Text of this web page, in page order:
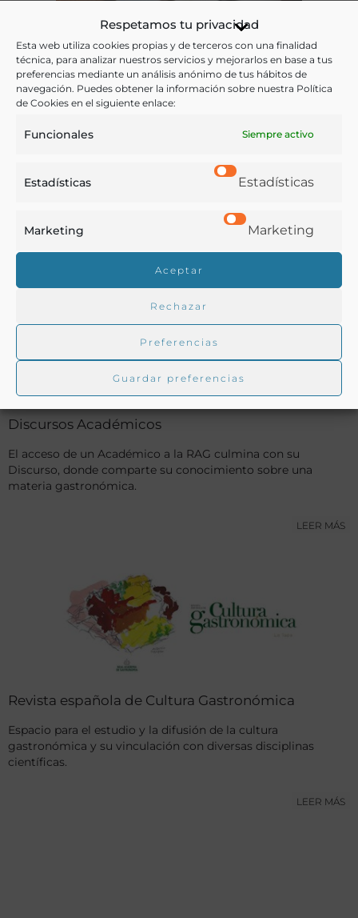
Respetamos tu privacidad
Esta web utiliza cookies propias y de terceros con una finalidad
técnica, para analizar nuestros servicios y mejorarlos en base a tus
preferencias mediante un análisis anónimo de tus hábitos de
navegación. Puedes obtener la información sobre nuestra Política
de Cookies en el siguiente enlace:
Funcionales Siempre activo
Estadísticas Estadísticas
Marketing Marketing
Aceptar
Rechazar
Preferencias
Guardar preferencias
Artículos de los Académicos
de la cultura gastronómica escritos por nuestros
Discursos Académicos
El acceso de un Académico a la RAG culmina con su
Discurso, donde comparte su conocimiento sobre una
materia gastronómica.
LEER MÁS
Revista española de Cultura Gastronómica
Espacio para el estudio y la difusión de la cultura
gastronómica y su vinculación con diversas disciplinas
científicas.
LEER MÁS